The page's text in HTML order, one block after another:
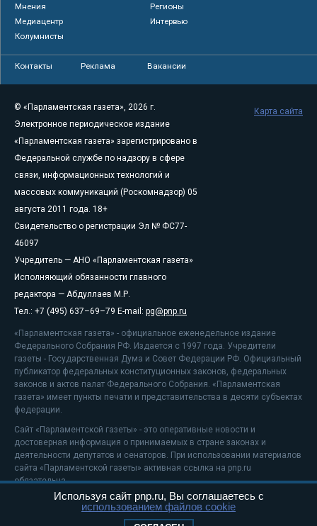
Мнения
Регионы
Медиацентр
Интервью
Колумнисты
Контакты Реклама Вакансии
© «Парламентская газета», 2026 г.
Электронное периодическое издание
«Парламентская газета» зарегистрировано в
Федеральной службе по надзору в сфере
связи, информационных технологий и
массовых коммуникаций (Роскомнадзор) 05
августа 2011 года. 18+
Свидетельство о регистрации Эл № ФС77-
46097
Учредитель — АНО «Парламентская газета»
Исполняющий обязанности главного
редактора — Абдуллаев М.Р.
Тел.: +7 (495) 637–69–79 E-mail: pg@pnp.ru
«Парламентская газета» - официальное еженедельное издание
Федерального Собрания РФ. Издается с 1997 года. Учредители
газеты - Государственная Дума и Совет Федерации РФ. Официальный
публикатор федеральных конституционных законов, федеральных
законов и актов палат Федерального Собрания. «Парламентская
газета» имеет пункты печати и представительства в десяти субъектах
федерации.
Сайт «Парламентской газеты» - это оперативные новости и
достоверная информация о принимаемых в стране законах и
деятельности депутатов и сенаторов. При использовании материалов
сайта «Парламентской газеты» активная ссылка на pnp.ru
обязательна.
На информационном ресурсе применяютсярекомендательные
Карта сайта
Используя сайт pnp.ru, Вы соглашаетесь с
использованием файлов cookie